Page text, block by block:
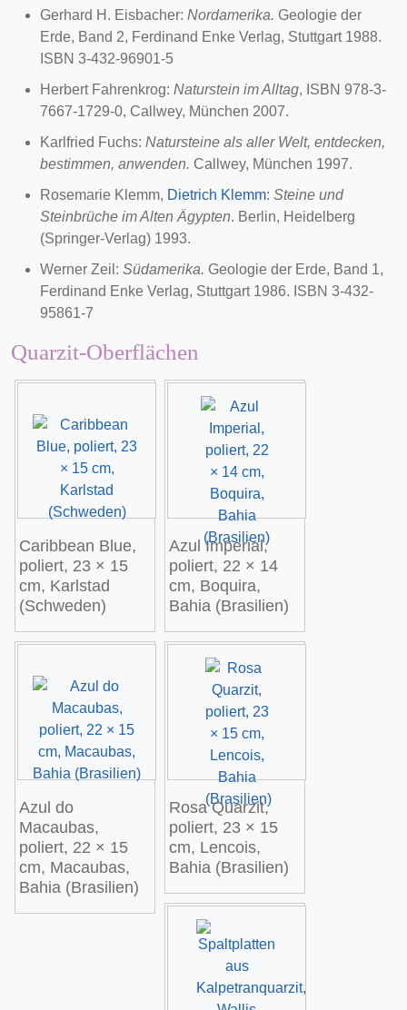
Gerhard H. Eisbacher: Nordamerika. Geologie der
Erde, Band 2, Ferdinand Enke Verlag, Stuttgart 1988.
ISBN 3-432-96901-5
Herbert Fahrenkrog: Naturstein im Alltag, ISBN 978-3-
7667-1729-0, Callwey, München 2007.
Karlfried Fuchs: Natursteine als aller Welt, entdecken,
bestimmen, anwenden. Callwey, München 1997.
Rosemarie Klemm, Dietrich Klemm: Steine und
Steinbrüche im Alten Ägypten. Berlin, Heidelberg
(Springer-Verlag) 1993.
Werner Zeil: Südamerika. Geologie der Erde, Band 1,
Ferdinand Enke Verlag, Stuttgart 1986. ISBN 3-432-
95861-7
Quarzit-Oberflächen
Caribbean Blue,
poliert, 23 × 15
cm, Karlstad
(Schweden)
Azul Imperial,
poliert, 22 × 14
cm, Boquira,
Bahia (Brasilien)
Azul do
Macaubas,
poliert, 22 × 15
cm, Macaubas,
Bahia (Brasilien)
Rosa Quarzit,
poliert, 23 × 15
cm, Lencois,
Bahia (Brasilien)